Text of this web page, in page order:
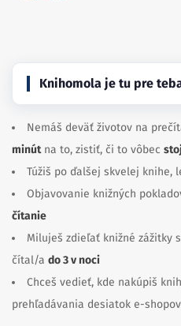
Knihomola je tu pre
Nemáš deväť životov na
minútna to, zistiť, či to vôbec
Túžiš po ďalšej skvelej knihe,
Objavovanie knižných
čítanie
Miluješ zdieľať knižné zážitky
čítal/a do 3 v noci
Chceš vedieť, kde nakúpiš
prehľadávania desiatok e-shopov